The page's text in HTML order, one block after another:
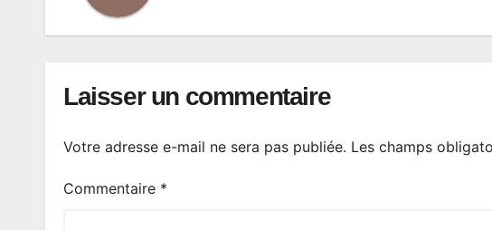
Laisser un commentaire
Votre adresse e-mail ne sera pas publiée. Les champs
Commentaire *